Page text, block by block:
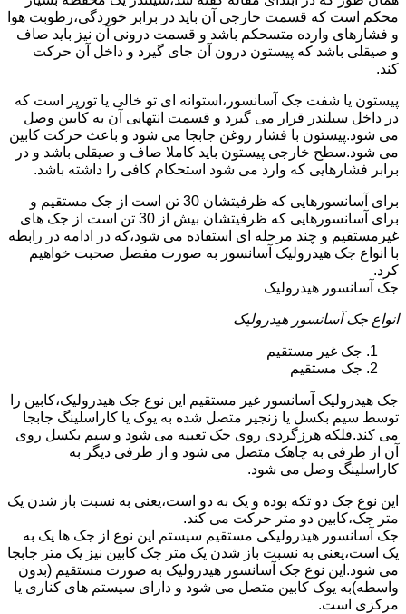
محکم است که قسمت خارجی آن باید در برابر خوردگی،رطوبت هوا
و فشارهای وارده متسحکم باشد و قسمت درونی آن نیز باید صاف
و صیقلی باشد که پیستون درون آن جای گیرد و داخل آن حرکت
کند.
پیستون یا شفت جک آسانسور،استوانه ای تو خالی یا تورپر است که
در داخل سیلندر قرار می گیرد و قسمت انتهایی آن به کابین وصل
می شود.پیستون با فشار روغن جابجا می شود و باعث حرکت کابین
می شود.سطح خارجی پیستون باید کاملا صاف و صیقلی باشد و در
برابر فشارهایی که وارد می شود استحکام کافی را داشته باشد.
برای آسانسورهایی که ظرفیتشان 30 تن است از جک مستقیم و
برای آسانسورهایی که ظرفیتشان بیش از 30 تن است از جک های
غیرمستقیم و چند مرحله ای استفاده می شود،که در ادامه در رابطه
با انواع جک هیدرولیک آسانسور به صورت مفصل صحبت خواهیم
کرد.
جک آسانسور هیدرولیک
انواع جک آسانسور هیدرولیک
جک غیر مستقیم
جک مستقیم
جک هیدرولیک آسانسور غیر مستقیم این نوع جک هیدرولیک،کابین را
توسط سیم بکسل یا زنجیر متصل شده به یوک یا کاراسلینگ جابجا
می کند.فلکه هرزگردی روی جک تعبیه می شود و سیم بکسل روی
آن از طرفی به چاهک متصل می شود و از طرفی دیگر به
کاراسلینگ وصل می شود.
این نوع جک دو تکه بوده و یک به دو است،یعنی به نسبت باز شدن یک
متر جک،کابین دو متر حرکت می کند.
جک آسانسور هیدرولیکی مستقیم سیستم این نوع از جک ها یک به
یک است،یعنی به نسبت باز شدن یک متر جک کابین نیز یک متر جابجا
می شود.این نوع جک آسانسور هیدرولیک به صورت مستقیم (بدون
واسطه)به یوک کابین متصل می شود و دارای سیستم های کناری یا
مرکزی است.